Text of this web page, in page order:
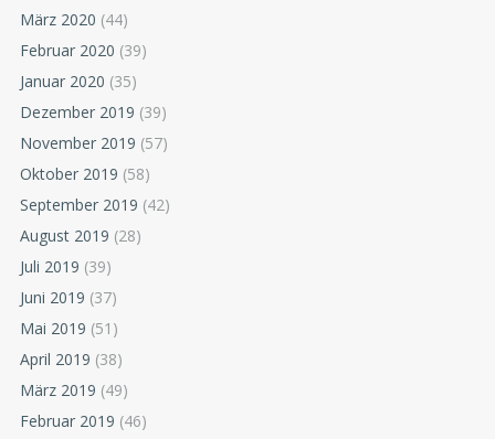
März 2020 (44)
Februar 2020 (39)
Januar 2020 (35)
Dezember 2019 (39)
November 2019 (57)
Oktober 2019 (58)
September 2019 (42)
August 2019 (28)
Juli 2019 (39)
Juni 2019 (37)
Mai 2019 (51)
April 2019 (38)
März 2019 (49)
Februar 2019 (46)